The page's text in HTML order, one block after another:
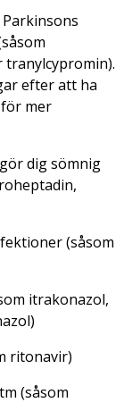
tranylcypromin).
efter att ha
för mer
dig sömnig
(såsom
itrakonazol,
ritonavir)
(såsom